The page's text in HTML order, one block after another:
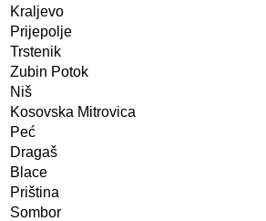
Kraljevo
Prijepolje
Trstenik
Zubin Potok
Niš
Kosovska Mitrovica
Peć
Dragaš
Blace
Priština
Sombor